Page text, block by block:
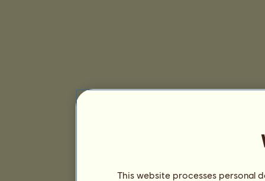
This website processes personal